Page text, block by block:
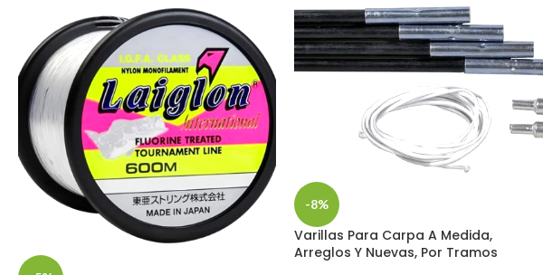
-8%
Varillas Para Carpa A Medida,
Arreglos Y Nuevas, Por Tramos